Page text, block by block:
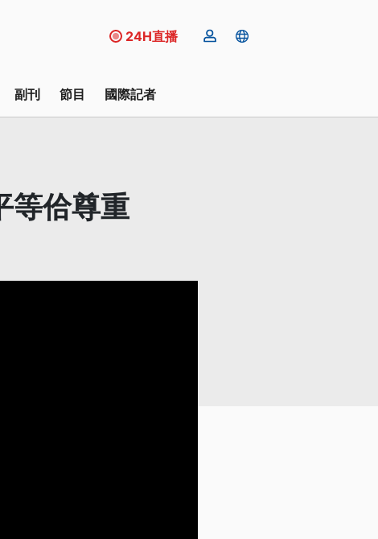
24H直播
副刊 節目 國際記者
等佮尊重